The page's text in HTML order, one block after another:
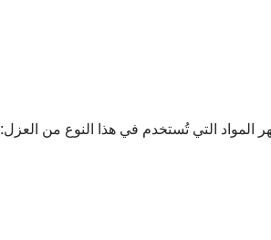
التي تُستخدم في هذا النوع من العزل: